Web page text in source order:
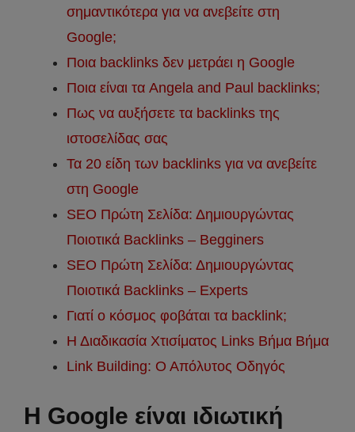
σημαντικότερα για να ανεβείτε στη
Google;
Ποια backlinks δεν μετράει η Google
Ποια είναι τα Angela and Paul backlinks;
Πως να αυξήσετε τα backlinks της
ιστοσελίδας σας
Τα 20 είδη των backlinks για να ανεβείτε
στη Google
SEO Πρώτη Σελίδα: Δημιουργώντας
Ποιοτικά Βacklinks – Begginers
SEO Πρώτη Σελίδα: Δημιουργώντας
Ποιοτικά Βacklinks – Experts
Γιατί ο κόσμος φοβάται τα backlink;
Η Διαδικασία Χτισίματος Links Βήμα Βήμα
Link Building: Ο Απόλυτος Οδηγός
Η Google είναι ιδιωτική